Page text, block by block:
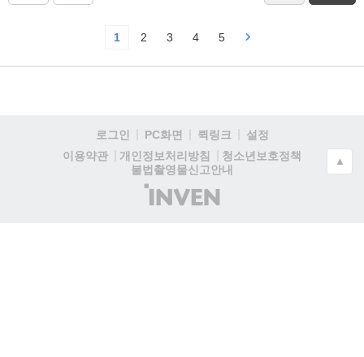
1 2 3 4 5
로그인 PC화면 퀵링크
설정
이용약관
개인정보처리방침
청소년보호정책
불법촬영물신고안내
(주)
인
▲